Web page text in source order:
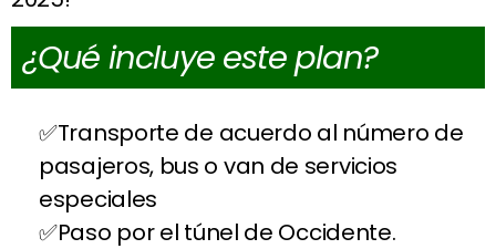
¿Qué incluye este plan?
Transporte de acuerdo al número de
pasajeros, bus o van de servicios
especiales
Paso por el túnel de Occidente.